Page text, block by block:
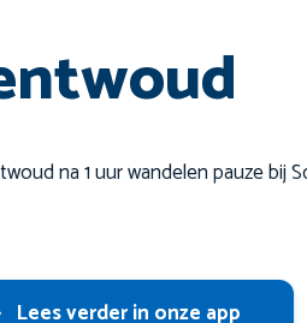
na 1 uur wandelen pauze bij
Lees verder in onze app